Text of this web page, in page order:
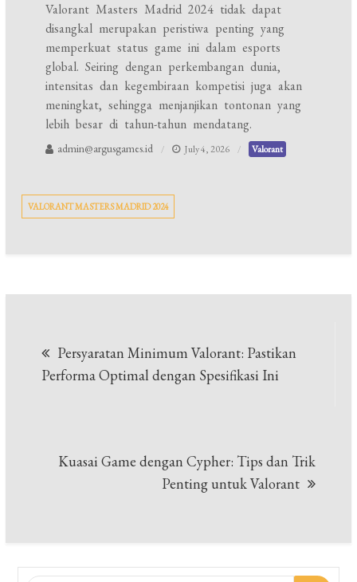
Valorant Masters Madrid 2024 tidak dapat
disangkal merupakan peristiwa penting yang
memperkuat status game ini dalam esports
global. Seiring dengan perkembangan dunia,
intensitas dan kegembiraan kompetisi juga akan
meningkat, sehingga menjanjikan tontonan yang
lebih besar di tahun-tahun mendatang.
admin@argusgames.id July 4, 2026 Valorant
VALORANT MASTERS MADRID 2024
navigation
Persyaratan Minimum Valorant: Pastikan
Performa Optimal dengan Spesifikasi Ini
Kuasai Game dengan Cypher: Tips dan Trik
Penting untuk Valorant